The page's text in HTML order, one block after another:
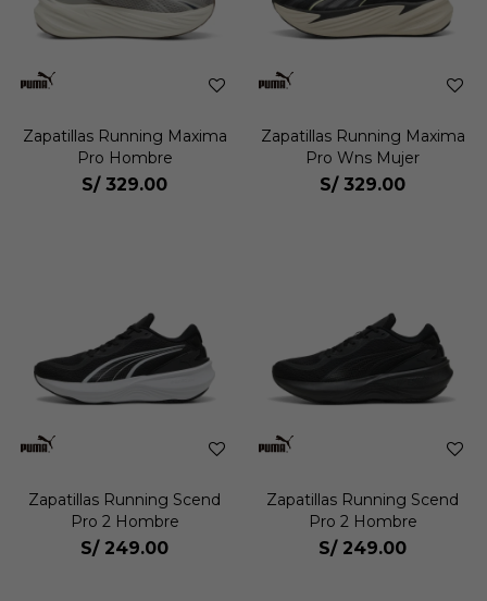
Zapatillas Running Maxima
Pro Hombre
S/ 329.00
Zapatillas Running Maxima
Pro Wns Mujer
S/ 329.00
Zapatillas Running Scend
Pro 2 Hombre
S/ 249.00
Zapatillas Running Scend
Pro 2 Hombre
S/ 249.00